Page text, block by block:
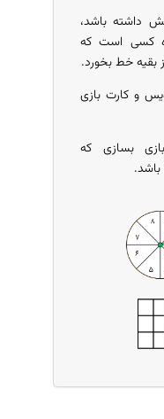
داشته باشد،
کسی است که
بقیه خط بخورد.
و کارت بازی
بسازی که